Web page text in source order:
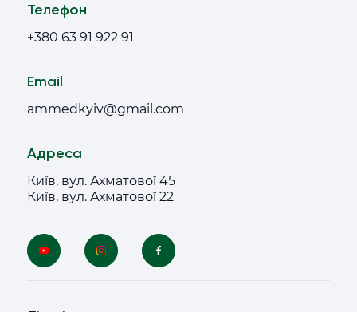
Телефон
+380 63 91 922 91
Email
ammedkyiv@gmail.com
Адреса
Київ, вул. Ахматової 45
Київ, вул. Ахматової 22